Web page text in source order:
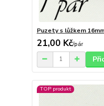
Puzety s lůžkem
21,00 Kč/pár
TOP produkt